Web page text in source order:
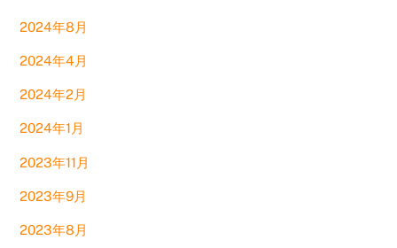
2024年8月
2024年4月
2024年2月
2024年1月
2023年11月
2023年9月
2023年8月